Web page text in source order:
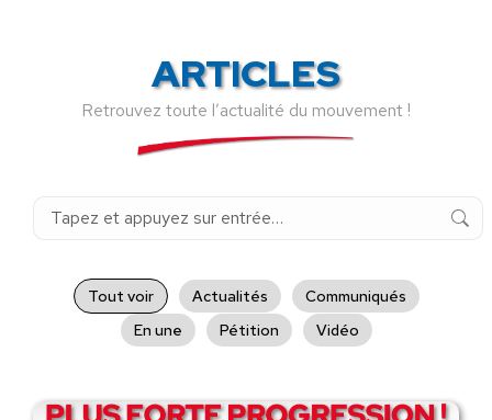
ARTICLES
Retrouvez toute l’actualité du mouvement !
Recherche
Tout voir Actualités
Communiqués
En une
Pétition Vidéo